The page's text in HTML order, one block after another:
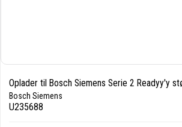
Oplader til Bosch Siemens Serie 2 Readyy'y
Bosch Siemens
U235688